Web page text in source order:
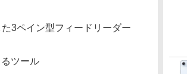
3ペイン型フィードリーダー
ツール